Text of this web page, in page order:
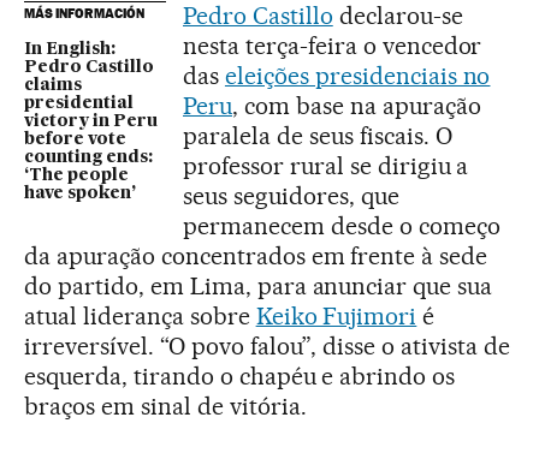
MÁS INFORMACIÓN
In English:
Pedro Castillo
claims
presidential
victory in Peru
before vote
counting ends:
‘The people
have spoken’
Pedro Castillo declarou-se
nesta terça-feira o vencedor
das eleições presidenciais no
Peru, com base na apuração
paralela de seus fiscais. O
professor rural se dirigiu a
seus seguidores, que
permanecem desde o começo
da apuração concentrados em frente à sede
do partido, em Lima, para anunciar que sua
atual liderança sobre Keiko Fujimori é
irreversível. “O povo falou”, disse o ativista de
esquerda, tirando o chapéu e abrindo os
braços em sinal de vitória.